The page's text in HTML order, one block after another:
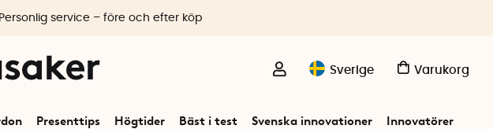
Sverige Varukorg
Presenttips Högtider Bäst i test Svenska innovationer Innovatörer
Personlig service – före och efter köp